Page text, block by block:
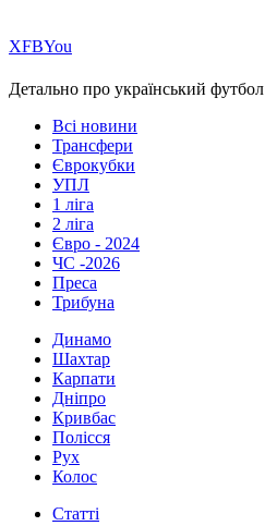
ХFBYou
Детально про український футбол
Всі новини
Трансфери
Єврокубки
УПЛ
1 ліга
2 ліга
Євро - 2024
ЧС -2026
Преса
Трибуна
Динамо
Шахтар
Карпати
Дніпро
Кривбас
Полісся
Рух
Колос
Статті